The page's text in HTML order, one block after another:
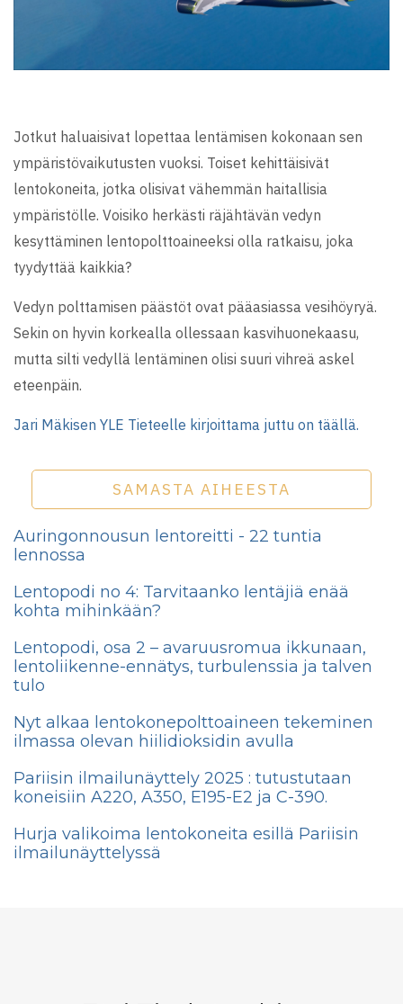
Jotkut haluaisivat lopettaa lentämisen kokonaan sen
ympäristövaikutusten vuoksi. Toiset kehittäisivät
lentokoneita, jotka olisivat vähemmän haitallisia
ympäristölle. Voisiko herkästi räjähtävän vedyn
kesyttäminen lentopolttoaineeksi olla ratkaisu, joka
tyydyttää kaikkia?
Vedyn polttamisen päästöt ovat pääasiassa vesihöyryä.
Sekin on hyvin korkealla ollessaan kasvihuonekaasu,
mutta silti vedyllä lentäminen olisi suuri vihreä askel
eteenpäin.
Jari Mäkisen YLE Tieteelle kirjoittama juttu on täällä.
SAMASTA AIHEESTA
Auringonnousun lentoreitti - 22 tuntia
lennossa
Lentopodi no 4: Tarvitaanko lentäjiä enää
kohta mihinkään?
Lentopodi, osa 2 – avaruusromua ikkunaan,
lentoliikenne-ennätys, turbulenssia ja talven
tulo
Nyt alkaa lentokonepolttoaineen tekeminen
ilmassa olevan hiilidioksidin avulla
Pariisin ilmailunäyttely 2025 : tutustutaan
koneisiin A220, A350, E195-E2 ja C-390.
Hurja valikoima lentokoneita esillä Pariisin
ilmailunäyttelyssä